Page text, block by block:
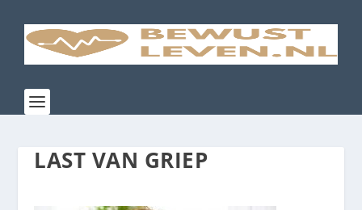
LAST VAN GRIEP